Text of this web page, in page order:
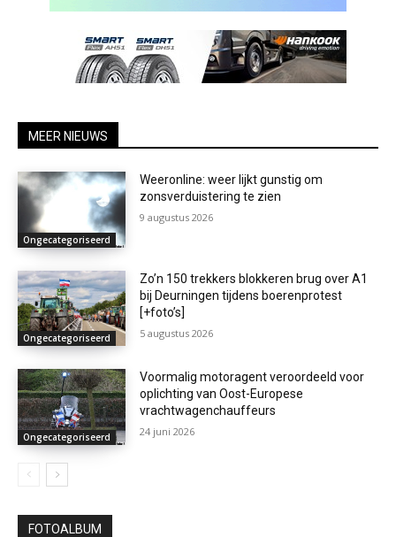
MEER NIEUWS
Ongecategoriseerd
Weeronline: weer lijkt gunstig om
zonsverduistering te zien
9 augustus 2026
Ongecategoriseerd
Zo’n 150 trekkers blokkeren brug over A1
bij Deurningen tijdens boerenprotest
[+foto’s]
5 augustus 2026
Ongecategoriseerd
Voormalig motoragent veroordeeld voor
oplichting van Oost-Europese
vrachtwagenchauffeurs
24 juni 2026
FOTOALBUM